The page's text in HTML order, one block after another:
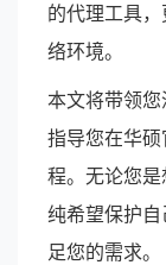
的代理工具
络环境。
本文将带领
指导您在华
程。无论您
纯希望保护
足您的需求。